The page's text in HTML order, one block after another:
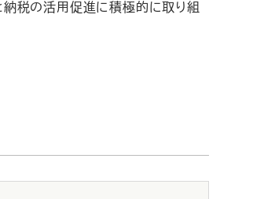
税の活用促進に積極的に取り組